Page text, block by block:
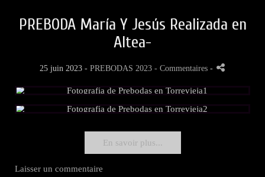
PREBODA María Y Jesús Realizada en
Altea-
25 juin 2023 - PREBODAS 2023 - Commentaires -
En savoir plus...
Laisser un commentaire